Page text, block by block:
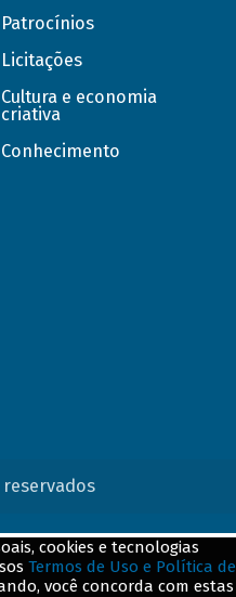
Patrocínios
Licitações
Cultura e economia
criativa
Conhecimento
reservados
cookies e tecnologias
Termos de Uso e Política de
você concorda com estas